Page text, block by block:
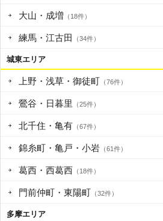
大山・成増 （18件）
練馬・江古田 （34件）
城東エリア
上野・浅草・御徒町 （76件）
鶯谷・日暮里 （25件）
北千住・亀有 （67件）
錦糸町・亀戸・小岩 （61件）
葛西・西葛西 （18件）
門前仲町・東陽町 （32件）
多摩エリア